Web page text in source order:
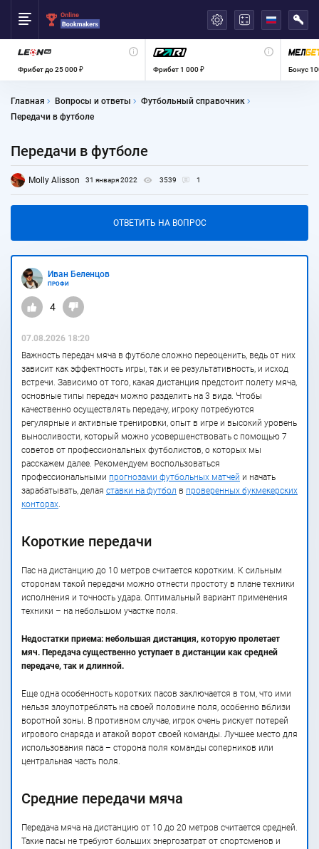
Фрибет до 25 000 ₽ Фрибет 1 000 ₽ Бонус
Главная Вопросы и ответы
Футбольный справочник
Передачи в футболе
Передачи в футболе
Molly Alisson 31 января 2022 3539 1
ОТВЕТИТЬ НА ВОПРОС
Иван Беленцов
ПРОФИ
4
07.08.2026 18:20
Важность передач мяча в футболе сложно переоценить, ведь от них
зависит как эффектность игры, так и ее результативность, и исход
встречи. Зависимо от того, какая дистанция предстоит полету мяча,
основные типы передач можно разделить на 3 вида. Чтобы
качественно осуществлять передачу, игроку потребуются
регулярные и активные тренировки, опыт в игре и высокий уровень
выносливости, который можно усовершенствовать с помощью 7
советов от профессиональных футболистов, о которых мы
расскажем далее. Рекомендуем воспользоваться
профессиональными прогнозами футбольных матчей и начать
зарабатывать, делая ставки на футбол в проверенных букмекерских
конторах.
Короткие передачи
Пас на дистанцию до 10 метров считается коротким. К сильным
сторонам такой передачи можно отнести простоту в плане техники
исполнения и точность удара. Оптимальный вариант применения
техники – на небольшом участке поля.
Недостатки приема: небольшая дистанция, которую пролетает
мяч. Передача существенно уступает в дистанции как средней
передаче, так и длинной.
Еще одна особенность коротких пасов заключается в том, что ими
нельзя злоупотреблять на своей половине поля, особенно вблизи
воротной зоны. В противном случае, игрок очень рискует потерей
игрового снаряда и атакой ворот своей команды. Лучшее место для
использования паса – сторона поля команды соперников или
центральная часть поля.
Средние передачи мяча
Передача мяча на дистанцию от 10 до 20 метров считается средней.
Такие пасы не требуют больших энергозатрат от спортсменов и